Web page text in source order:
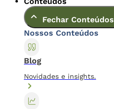
Fechar Conteúdos
Nossos Conteúdos
Blog
Novidades e insights.